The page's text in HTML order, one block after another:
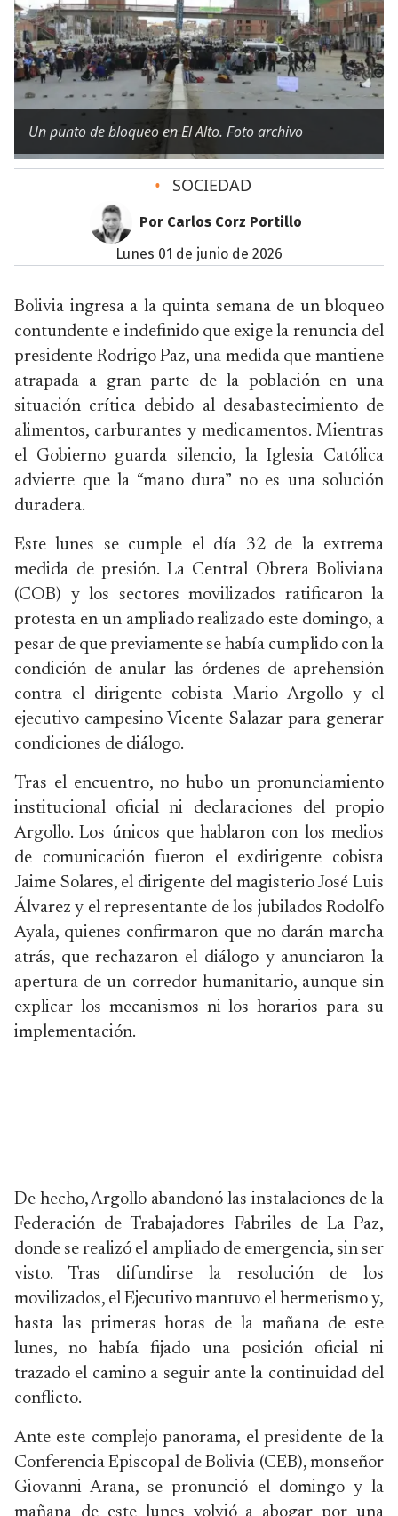
Un punto de bloqueo en El Alto. Foto archivo
• SOCIEDAD
Por Carlos Corz Portillo
lunes 01 de junio de 2026
Bolivia ingresa a la quinta semana de un bloqueo
contundente e indefinido que exige la renuncia del
presidente Rodrigo Paz, una medida que mantiene
atrapada a gran parte de la población en una
situación crítica debido al desabastecimiento de
alimentos, carburantes y medicamentos. Mientras
el Gobierno guarda silencio, la Iglesia Católica
advierte que la “mano dura” no es una solución
duradera.
Este lunes se cumple el día 32 de la extrema
medida de presión. La Central Obrera Boliviana
(COB) y los sectores movilizados ratificaron la
protesta en un ampliado realizado este domingo, a
pesar de que previamente se había cumplido con la
condición de anular las órdenes de aprehensión
contra el dirigente cobista Mario Argollo y el
ejecutivo campesino Vicente Salazar para generar
condiciones de diálogo.
Tras el encuentro, no hubo un pronunciamiento
institucional oficial ni declaraciones del propio
Argollo. Los únicos que hablaron con los medios
de comunicación fueron el exdirigente cobista
Jaime Solares, el dirigente del magisterio José Luis
Álvarez y el representante de los jubilados Rodolfo
Ayala, quienes confirmaron que no darán marcha
atrás, que rechazaron el diálogo y anunciaron la
apertura de un corredor humanitario, aunque sin
explicar los mecanismos ni los horarios para su
implementación.
De hecho, Argollo abandonó las instalaciones de la
Federación de Trabajadores Fabriles de La Paz,
donde se realizó el ampliado de emergencia, sin ser
visto. Tras difundirse la resolución de los
movilizados, el Ejecutivo mantuvo el hermetismo y,
hasta las primeras horas de la mañana de este
lunes, no había fijado una posición oficial ni
trazado el camino a seguir ante la continuidad del
conflicto.
Ante este complejo panorama, el presidente de la
Conferencia Episcopal de Bolivia (CEB), monseñor
Giovanni Arana, se pronunció el domingo y la
mañana de este lunes volvió a abogar por una